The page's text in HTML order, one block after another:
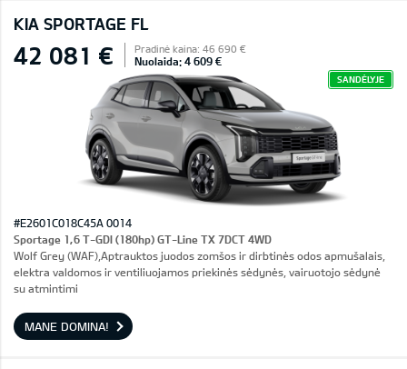
KIA SPORTAGE FL
42 081 € Pradinė kaina: 46 690 €
Nuolaida: 4 609 €
SANDĖLYJE
#E2601C018C45A 0014
Sportage 1,6 T-GDI (180hp) GT-Line TX 7DCT 4WD
Wolf Grey (WAF),Aptrauktos juodos zomšos ir dirbtinės odos apmušalais,
elektra valdomos ir ventiliuojamos priekinės sėdynės, vairuotojo sėdynė
su atmintimi
MANE DOMINA!